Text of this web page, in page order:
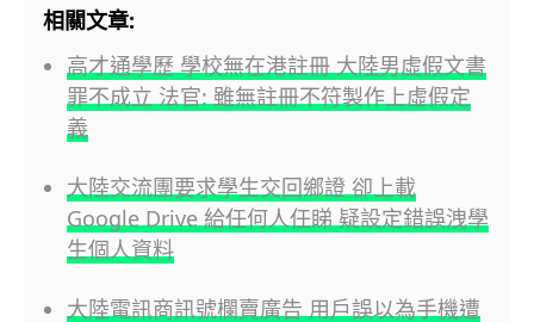
相關文章:
高才通學歷 學校無在港註冊 大陸男虛假文書
罪不成立 法官: 雖無註冊不符製作上虛假定
義
大陸交流團要求學生交回鄉證 卻上載
Google Drive 給任何人任睇 疑設定錯誤洩學
生個人資料
大陸電訊商訊號欄賣廣告 用戶誤以為手機遭